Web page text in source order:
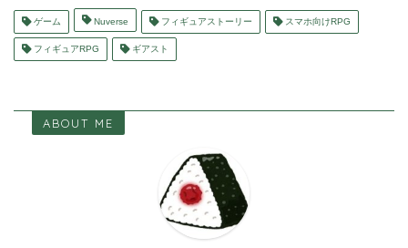
ゲーム Nuverse フィギュアストーリー スマホ向けRPG
フィギュアRPG ギアスト
ABOUT ME